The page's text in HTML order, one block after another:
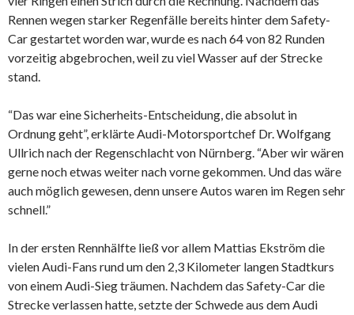
Rennen wegen starker Regenfälle bereits hinter dem Safety-
Car gestartet worden war, wurde es nach 64 von 82 Runden
vorzeitig abgebrochen, weil zu viel Wasser auf der Strecke
stand.
“Das war eine Sicherheits-Entscheidung, die absolut in
Ordnung geht”, erklärte Audi-Motorsportchef Dr. Wolfgang
Ullrich nach der Regenschlacht von Nürnberg. “Aber wir wären
gerne noch etwas weiter nach vorne gekommen. Und das wäre
auch möglich gewesen, denn unsere Autos waren im Regen sehr
schnell.”
In der ersten Rennhälfte ließ vor allem Mattias Ekström die
vielen Audi-Fans rund um den 2,3 Kilometer langen Stadtkurs
von einem Audi-Sieg träumen. Nachdem das Safety-Car die
Strecke verlassen hatte, setzte der Schwede aus dem Audi